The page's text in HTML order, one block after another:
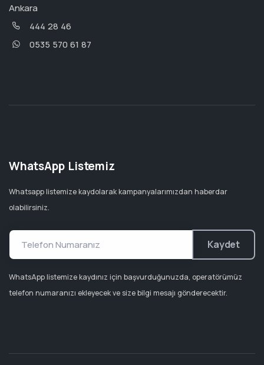
Ankara
444 28 46
0535 570 61 87
WhatsApp Listemiz
Whatsapp listemize kaydolarak kampanyalarımızdan haberdar
olabilirsiniz.
Kaydet
WhatsApp listemize kaydınız için başvurduğunuzda, operatörümüz
telefon numaranızı ekleyecek ve size bilgi mesajı gönderecektir.